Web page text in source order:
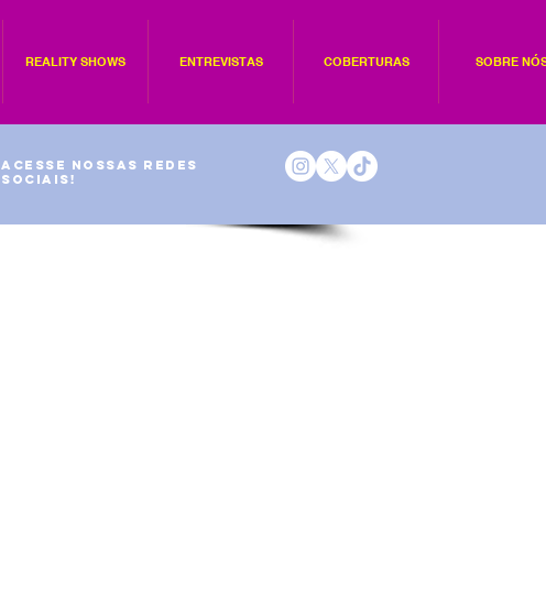
REALITY SHOWS ENTREVISTAS COBERTURAS SOBRE
Acesse nossas redes
sociais!